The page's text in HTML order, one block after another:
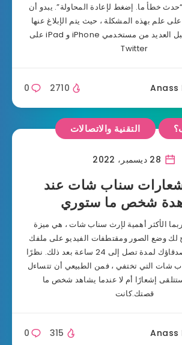
خطأ ما. إضغط لإعادة المحاولة”. يبدو أن
موقع YouTube على علم بهذه المشكلة ، حيث يتم الإبلاغ عنها
بشكل شائع من قبل العديد من مستخدمي iPhone و iPad على
Twitter
Anass
0 2710
التقنية والاتصالات
سناب شات عند
شخص ما ستوري
الأكثر أهمية لإرث سناب شات ، هي ميزة
لك وضع الصور ومقتطفات الفيديو على ملفك
الشخصي ليراها أصدقاؤك لمدة تصل إلى 24 ساعة بعد ذلك. نظرًا
شات التي تختفي ، فمن الطبيعي أن تتساءل
إشعارًا أم لا عندما يشاهد شخص ما
قصتك.كانت
Anass
0 315